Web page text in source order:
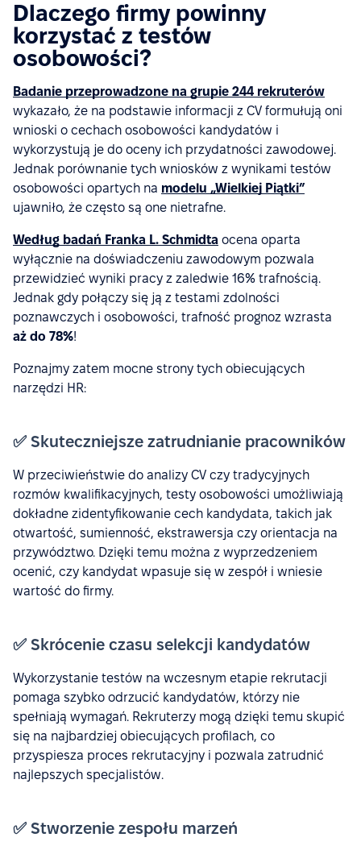
Dlaczego firmy powinny
korzystać z testów
osobowości?
Badanie przeprowadzone na grupie 244 rekruterów
wykazało, że na podstawie informacji z CV formułują oni
wnioski o cechach osobowości kandydatów i
wykorzystują je do oceny ich przydatności zawodowej.
Jednak porównanie tych wniosków z wynikami testów
osobowości opartych na modelu „Wielkiej Piątki”
ujawniło, że często są one nietrafne.
Według badań Franka L. Schmidta ocena oparta
wyłącznie na doświadczeniu zawodowym pozwala
przewidzieć wyniki pracy z zaledwie 16% trafnością.
Jednak gdy połączy się ją z testami zdolności
poznawczych i osobowości, trafność prognoz wzrasta
aż do 78%!
Poznajmy zatem mocne strony tych obiecujących
narzędzi HR:
✅ Skuteczniejsze zatrudnianie pracowników
W przeciwieństwie do analizy CV czy tradycyjnych
rozmów kwalifikacyjnych, testy osobowości umożliwiają
dokładne zidentyfikowanie cech kandydata, takich jak
otwartość, sumienność, ekstrawersja czy orientacja na
przywództwo. Dzięki temu można z wyprzedzeniem
ocenić, czy kandydat wpasuje się w zespół i wniesie
wartość do firmy.
✅ Skrócenie czasu selekcji kandydatów
Wykorzystanie testów na wczesnym etapie rekrutacji
pomaga szybko odrzucić kandydatów, którzy nie
spełniają wymagań. Rekruterzy mogą dzięki temu skupić
się na najbardziej obiecujących profilach, co
przyspiesza proces rekrutacyjny i pozwala zatrudnić
najlepszych specjalistów.
✅ Stworzenie zespołu marzeń